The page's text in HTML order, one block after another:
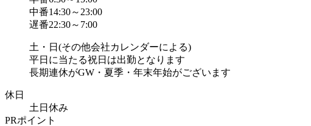
中番14:30～23:00
遅番22:30～7:00
土・日(その他会社カレンダーによる)
平日に当たる祝日は出勤となります
長期連休がGW・夏季・年末年始がございます
休日
土日休み
PRポイント